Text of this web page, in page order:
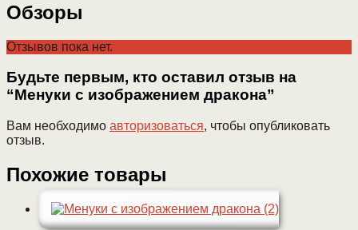
Обзоры
Отзывов пока нет.
Будьте первым, кто оставил отзыв на
“Менуки с изображением дракона”
Вам необходимо авторизоваться, чтобы опубликовать
отзыв.
Похожие товары